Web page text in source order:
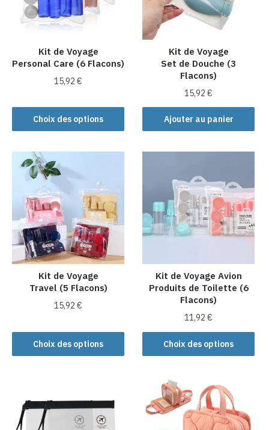
être
choisies
la
page
du
produit
Kit de Voyage
Personal Care (6 Flacons)
15,92€
Choix des options
produit
a
options
peuvent
être
choisies
sur
la
page
du
produit
Kit de Voyage
Set de Douche (3
Flacons)
15,92€
Ajouter au panier
Kit de Voyage
Travel (5 Flacons)
15,92€
Choix des options
produit
a
Les
options
Kit de Voyage Avion
Produits de Toilette (6
Flacons)
11,92€
Choix des options
Ce
produit
plusieurs
variations.
Les
options